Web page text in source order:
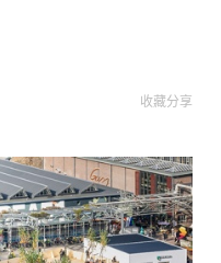
收藏分享